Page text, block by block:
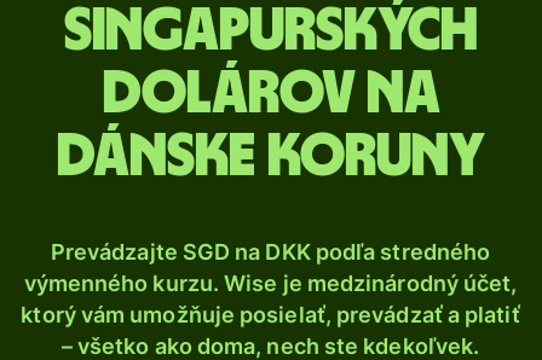
Singapurských
dolárov na
dánske koruny
Prevádzajte SGD na DKK podľa stredného
výmenného kurzu. Wise je medzinárodný účet,
ktorý vám umožňuje posielať, prevádzať a platiť
– všetko ako doma, nech ste kdekoľvek.